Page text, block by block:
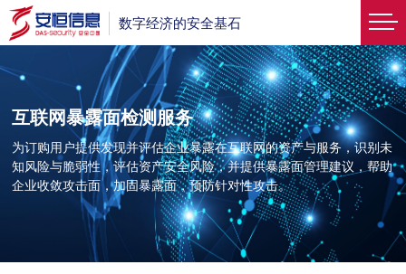
数字经济的安全基石
互联网暴露面检测服务
为订购用户提供发现并评估企业暴露在互联网的资产与服务，识别未
知风险与脆弱性，评估资产安全风险，并提供暴露面管理建议，帮助
企业收敛攻击面，加固暴露面，预防针对性攻击。